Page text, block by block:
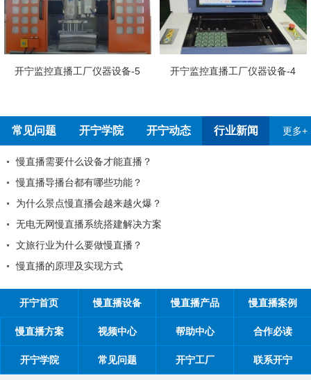
开宁监控直播工厂仪器设备-4 开宁监控直播工厂员工烧烤
常见问题 开宁学院 开宁动态 行业新闻 更多+
项原则
2026年春节放假通知！
2026年开宁五一劳动节放假通知
全国反扒大王苑国栋考察深圳开宁日夜
开宁首页 慢直播设备 慢直播产品 慢直播案例
慢直播方案 视频中心 帮助中心 合作必读
开宁学院 常见问题 开宁工厂 联系开宁